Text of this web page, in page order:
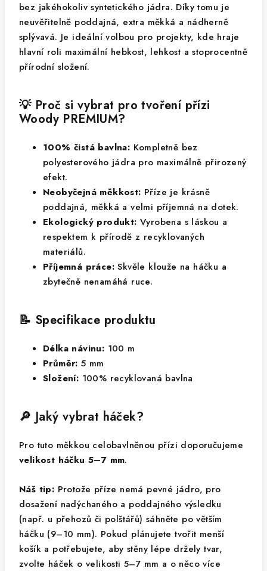
bez jakéhokoliv syntetického jádra. Díky tomu je
neuvěřitelně poddajná, extra měkká a nádherně
splývavá. Je ideální volbou pro projekty, kde hraje
hlavní roli maximální hebkost, lehkost a stoprocentně
přírodní složení.
💡 Proč si vybrat pro tvoření přízi
Woody PREMIUM?
100% čistá bavlna: Kompletně bez
polyesterového jádra pro maximálně přirozený
efekt.
Neobyčejná měkkost: Příze je krásně
poddajná, měkká a velmi příjemná na dotek.
Ekologický produkt: Vyrobena s láskou a
respektem k přírodě z recyklovaných
materiálů.
Příjemná práce: Skvěle klouže na háčku a
zbytečně nenamáhá ruce.
📝 Specifikace produktu
Délka návinu: 100 m
Průměr: 5 mm
Složení: 100% recyklovaná bavlna
🔎 Jaký vybrat háček?
Pro tuto měkkou celobavlněnou přízi doporučujeme
velikost háčku 5–7 mm.
Náš tip: Protože příze nemá pevné jádro, pro
dosažení nadýchaného a poddajného výsledku
(např. u přehozů či polštářů) sáhněte po větším
háčku (9–10 mm). Pokud plánujete tvořit menší
košík a potřebujete, aby stěny lépe držely tvar,
zvolte háček o velikosti 5–7 mm a o něco více